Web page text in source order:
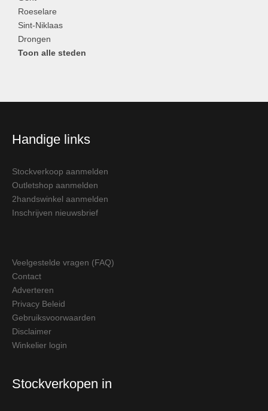
Roeselare
Sint-Niklaas
Drongen
Toon alle steden
Handige links
Stockverkoop aanmelden
Outletshop aanmelden
2handswinkel aanmelden
Inschrijven nieuwsbrief
Veelgestelde vragen (FAQ)
Contact
Adverteren
Privacy Beleid
Gebruiksvoorwaarden
Disclaimer
Winkelier login
Stockverkopen in